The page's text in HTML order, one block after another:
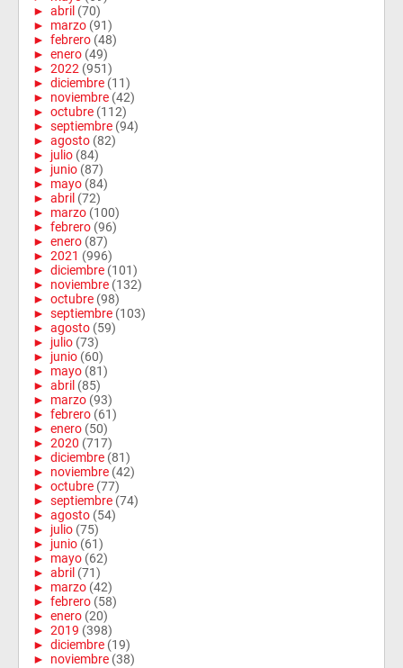
► abril (70)
► marzo (91)
► febrero (48)
► enero (49)
► 2022 (951)
► diciembre (11)
► noviembre (42)
► octubre (112)
► septiembre (94)
► agosto (82)
► julio (84)
► junio (87)
► mayo (84)
► abril (72)
► marzo (100)
► febrero (96)
► enero (87)
► 2021 (996)
► diciembre (101)
► noviembre (132)
► octubre (98)
► septiembre (103)
► agosto (59)
► julio (73)
► junio (60)
► mayo (81)
► abril (85)
► marzo (93)
► febrero (61)
► enero (50)
► 2020 (717)
► diciembre (81)
► noviembre (42)
► octubre (77)
► septiembre (74)
► agosto (54)
► julio (75)
► junio (61)
► mayo (62)
► abril (71)
► marzo (42)
► febrero (58)
► enero (20)
► 2019 (398)
► diciembre (19)
► noviembre (38)